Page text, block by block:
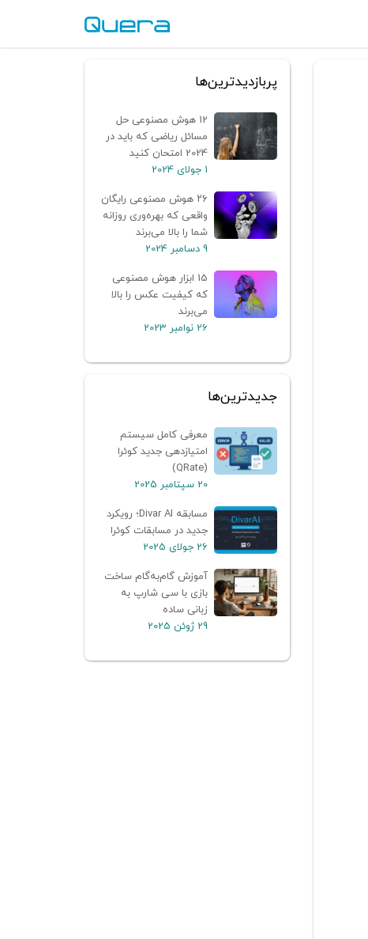
پربازدیدترین‌ها
12 هوش مصنوعی حل
مسائل ریاضی که باید در
2024 امتحان کنید
1 جولای 2024
۲۶ هوش مصنوعی رایگان
واقعی که بهره‌وری روزانه
شما را بالا می‌برند
9 دسامبر 2024
15 ابزار هوش مصنوعی
که کیفیت عکس را بالا
می‌برند
26 نوامبر 2023
جدیدترین‌ها
معرفی کامل سیستم
امتیازدهی جدید کوئرا
(QRate)
20 سپتامبر 2025
مسابقه Divar AI؛ رویکرد
جدید در مسابقات کوئرا
26 جولای 2025
آموزش گام‌به‌گام ساخت
بازی با سی شارپ به
زبانی ساده
29 ژوئن 2025